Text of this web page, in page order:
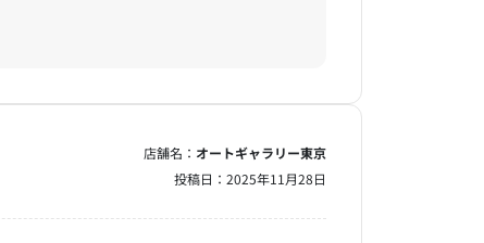
店舗名： オートギャラリー東京
投稿日： 2025年11月28日